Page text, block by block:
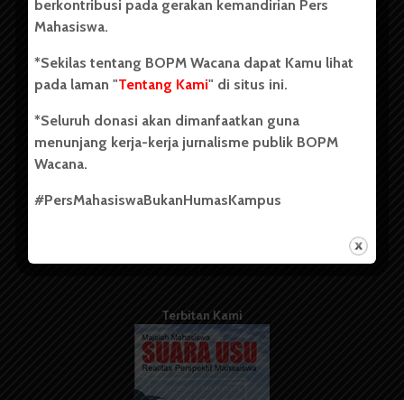
Kontribusi
Info Iklan
Pedoman Media Siber
Kode Etik Jurnalistik
Terbitan Kami
berkontribusi pada gerakan kemandirian Pers
Mahasiswa.
*Sekilas tentang BOPM Wacana dapat Kamu lihat
pada laman "Tentang Kami" di situs ini.
*Seluruh donasi akan dimanfaatkan guna
menunjang kerja-kerja jurnalisme publik BOPM
Wacana.
#PersMahasiswaBukanHumasKampus